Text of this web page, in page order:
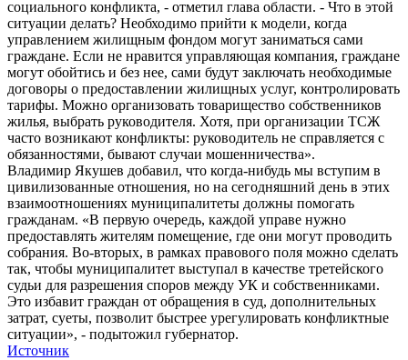
социального конфликта, - отметил глава области. - Что в этой
ситуации делать? Необходимо прийти к модели, когда
управлением жилищным фондом могут заниматься сами
граждане. Если не нравится управляющая компания, граждане
могут обойтись и без нее, сами будут заключать необходимые
договоры о предоставлении жилищных услуг, контролировать
тарифы. Можно организовать товарищество собственников
жилья, выбрать руководителя. Хотя, при организации ТСЖ
часто возникают конфликты: руководитель не справляется с
обязанностями, бывают случаи мошенничества».
Владимир Якушев добавил, что когда-нибудь мы вступим в
цивилизованные отношения, но на сегодняшний день в этих
взаимоотношениях муниципалитеты должны помогать
гражданам. «В первую очередь, каждой управе нужно
предоставлять жителям помещение, где они могут проводить
собрания. Во-вторых, в рамках правового поля можно сделать
так, чтобы муниципалитет выступал в качестве третейского
судьи для разрешения споров между УК и собственниками.
Это избавит граждан от обращения в суд, дополнительных
затрат, суеты, позволит быстрее урегулировать конфликтные
ситуации», - подытожил губернатор.
Источник